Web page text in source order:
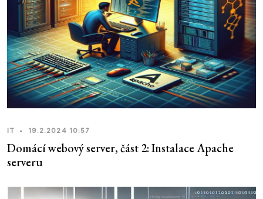
IT • 19.2.2024 10:57
Domácí webový server, část 2: Instalace Apache
serveru